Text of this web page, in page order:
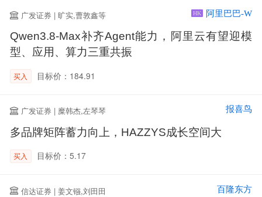
广发证券 | 旷实,曹敦鑫等 HK 阿里巴巴-W
Qwen3.8-Max补齐Agent能力，阿里云有望迎模
型、应用、算力三重共振
买入 目标价：184.91
广发证券 | 糜韩杰,左琴琴 报喜鸟
多品牌矩阵蓄力向上，HAZZYS成长空间大
买入 目标价：5.17
信达证券 | 姜文镪,刘田田 百隆东方